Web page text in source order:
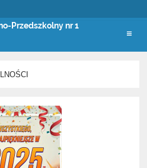
Przedszkolny nr 1